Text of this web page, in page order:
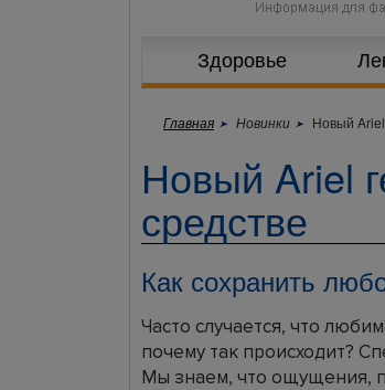
Здоровье
Главная Новинки Новый Ariel
Новый Ariel
средстве
Как сохранить
Часто случается, что
почему так происходит?
Мы знаем, что ощущения,